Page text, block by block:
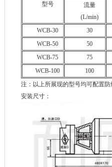
型号
流量
(L/min)
WCB-30
30
WCB-50
50
WCB-75
75
WCB-100
100
注：以上所展现的型号均可配置防
安装尺寸：